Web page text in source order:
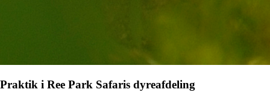
Praktik i Ree Park Safaris dyreafdeling